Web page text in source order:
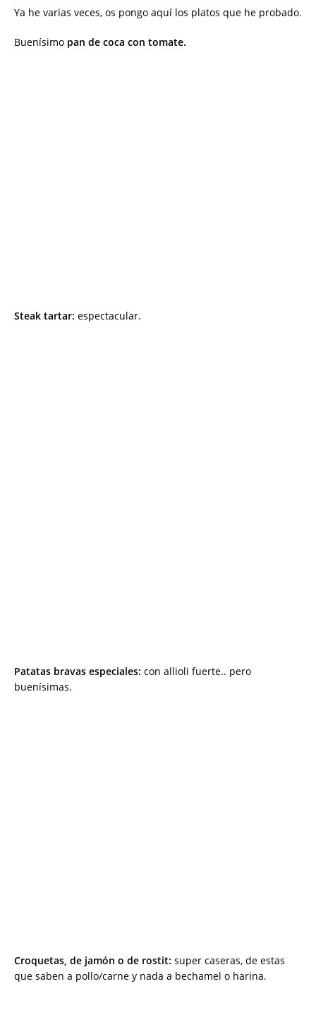
Ya he varias veces, os pongo aquí los platos que he probado.
Buenísimo pan de coca con tomate.
Steak tartar: espectacular.
Patatas bravas especiales: con allioli fuerte.. pero
buenísimas.
Croquetas, de jamón o de rostit: super caseras, de estas
que saben a pollo/carne y nada a bechamel o harina.